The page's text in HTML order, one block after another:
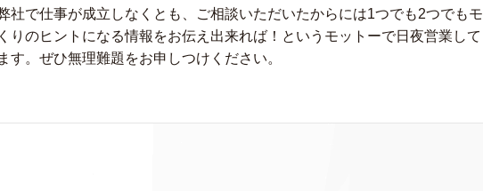
社で仕事が成立しなくとも、ご相談いただいたからには1つでも2つでもモ
りのヒントになる情報をお伝え出来れば！というモットーで日夜営業して
す。ぜひ無理難題をお申しつけください。